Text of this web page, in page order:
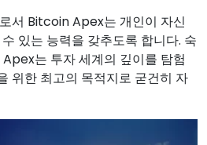
서 Bitcoin Apex는 개인이 자신
있는 능력을 갖추도록 합니다. 숙
는 투자 세계의 깊이를 탐험
위한 최고의 목적지로 굳건히 자